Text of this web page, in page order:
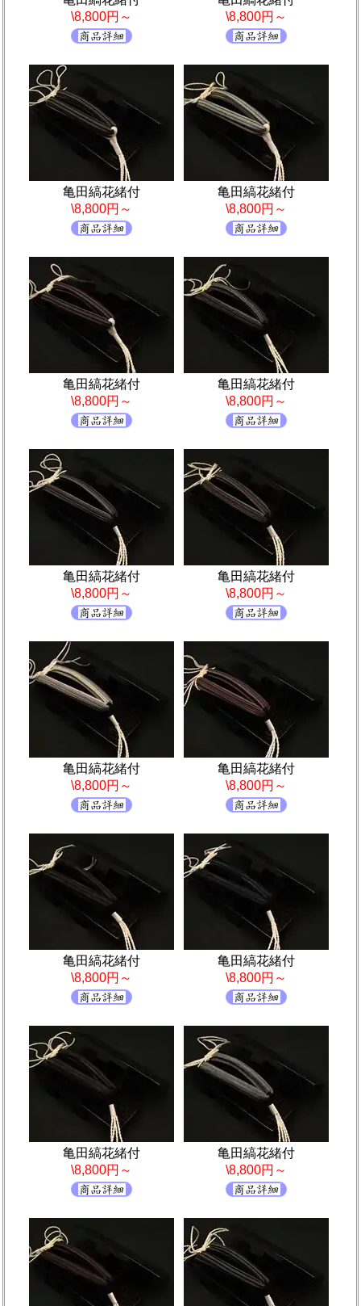
\8,800円～
\8,800円～
亀田縞花緒付
\8,800円～
亀田縞花緒付
\8,800円～
亀田縞花緒付
\8,800円～
亀田縞花緒付
\8,800円～
亀田縞花緒付
\8,800円～
亀田縞花緒付
\8,800円～
亀田縞花緒付
\8,800円～
亀田縞花緒付
\8,800円～
亀田縞花緒付
\8,800円～
亀田縞花緒付
\8,800円～
亀田縞花緒付
\8,800円～
亀田縞花緒付
\8,800円～